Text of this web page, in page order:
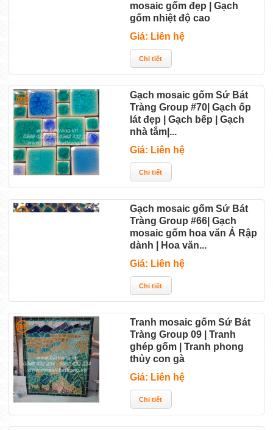
mosaic gốm đẹp | Gạch
gốm nhiệt độ cao
Giá: Liên hệ
Gạch mosaic gốm Sứ Bát
Tràng Group #70| Gạch ốp
lát đẹp | Gạch bếp | Gạch
nhà tắm|...
Giá: Liên hệ
Gạch mosaic gốm Sứ Bát
Tràng Group #66| Gạch
mosaic gốm hoa văn Ả Rập
dành | Hoa văn...
Giá: Liên hệ
Tranh mosaic gốm Sứ Bát
Tràng Group 09 | Tranh
ghép gốm | Tranh phong
thủy con gà
Giá: Liên hệ